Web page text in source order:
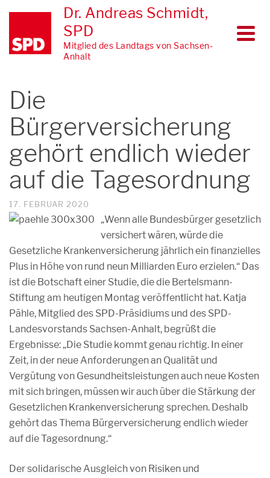
Dr. Andreas Schmidt,
SPD
Mitglied des Landtags von Sachsen-
Anhalt
Die
Bürgerversicherung
gehört endlich wieder
auf die Tagesordnung
17. FEBRUAR 2020
„Wenn alle Bundesbürger gesetzlich
versichert wären, würde die
Gesetzliche Krankenversicherung jährlich ein finanzielles
Plus in Höhe von rund neun Milliarden Euro erzielen.“ Das
ist die Botschaft einer Studie, die die Bertelsmann-
Stiftung am heutigen Montag veröffentlicht hat. Katja
Pähle, Mitglied des SPD-Präsidiums und des SPD-
Landesvorstands Sachsen-Anhalt, begrüßt die
Ergebnisse: „Die Studie kommt genau richtig. In einer
Zeit, in der neue Anforderungen an Qualität und
Vergütung von Gesundheitsleistungen auch neue Kosten
mit sich bringen, müssen wir auch über die Stärkung der
Gesetzlichen Krankenversicherung sprechen. Deshalb
gehört das Thema Bürgerversicherung endlich wieder
auf die Tagesordnung.“
Der solidarische Ausgleich von Risiken und